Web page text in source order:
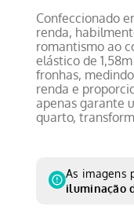
Confeccionado
renda,
romantismo ao
elástico de
fronhas,
renda e
apenas garante
quarto,
As imagens
iluminação